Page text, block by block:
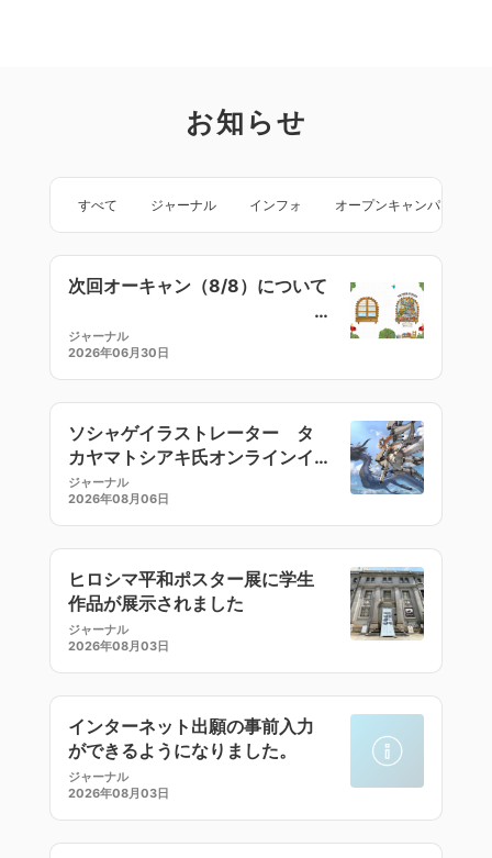
お知らせ
すべて ジャーナル インフォ オープンキャンパス
次回オーキャン（8/8）について
ジャーナル
2026年06月30日
ソシャゲイラストレーター タ
カヤマトシアキ氏オンラインイ
ラストセミナー
ジャーナル
2026年08月06日
ヒロシマ平和ポスター展に学生
作品が展示されました
ジャーナル
2026年08月03日
インターネット出願の事前入力
ができるようになりました。
ジャーナル
2026年08月03日